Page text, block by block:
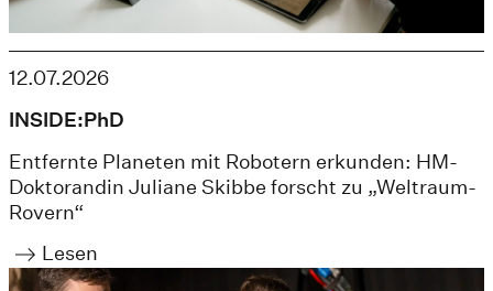
12.07.2026
INSIDE:PhD
Entfernte Planeten mit Robotern erkunden: HM-
Doktorandin Juliane Skibbe forscht zu „Weltraum-
Rovern“
Lesen